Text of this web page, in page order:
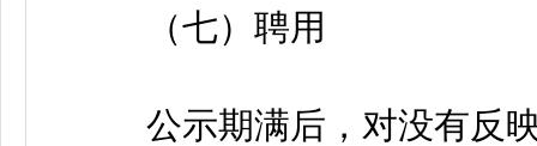
（七）聘用
公示期满后，对没有反映